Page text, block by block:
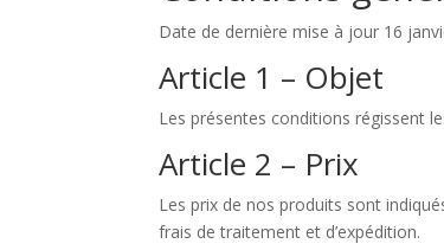
Date de dernière mise à jour 16
Article 1 – Objet
Les présentes conditions régissent
Article 2 – Prix
Les prix de nos produits sont
frais de traitement et d’expédition.